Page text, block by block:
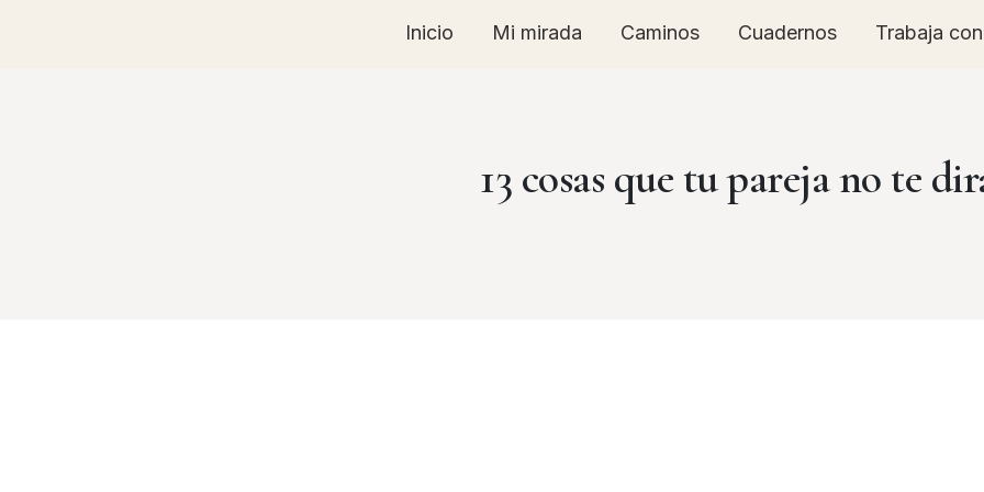
Inicio Mi mirada Caminos Cuadernos Trabaja
13 cosas que tu pareja no te